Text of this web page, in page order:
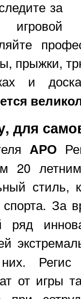
за
прыжки,
и
для
АРО
20
стиль,
За
ряд
Регис
от игры